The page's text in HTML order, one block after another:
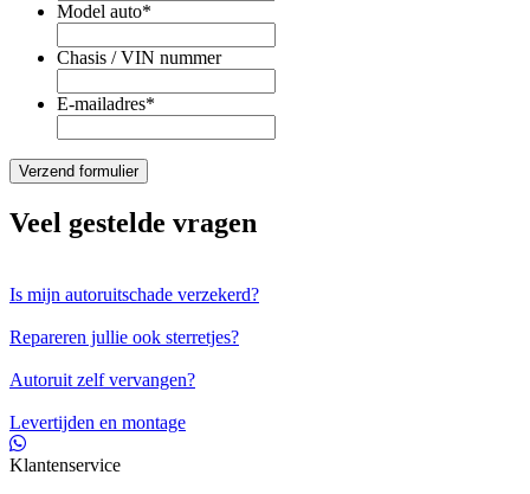
Model auto*
Chasis / VIN nummer
E-mailadres*
Veel gestelde vragen
Is mijn autoruitschade verzekerd?
Repareren jullie ook sterretjes?
Autoruit zelf vervangen?
Levertijden en montage
Klantenservice